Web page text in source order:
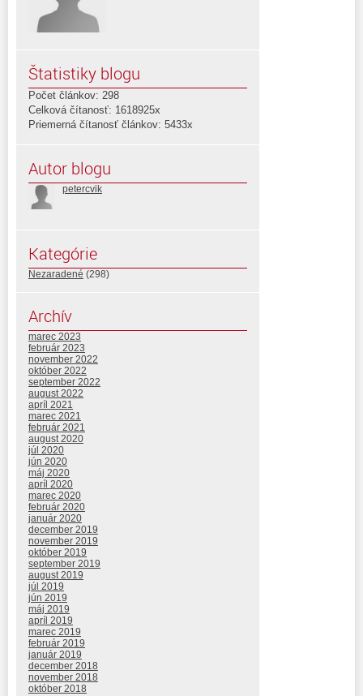
Štatistiky blogu
Počet článkov: 298
Celková čítanosť: 1618925x
Priemerná čítanosť článkov: 5433x
Autor blogu
petercvik
Kategórie
Nezaradené (298)
Archív
marec 2023
február 2023
november 2022
október 2022
september 2022
august 2022
apríl 2021
marec 2021
február 2021
august 2020
júl 2020
jún 2020
máj 2020
apríl 2020
marec 2020
február 2020
január 2020
december 2019
november 2019
október 2019
september 2019
august 2019
júl 2019
jún 2019
máj 2019
apríl 2019
marec 2019
február 2019
január 2019
december 2018
november 2018
október 2018